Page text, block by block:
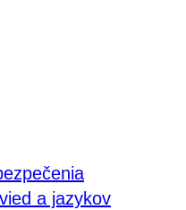
a jazykov